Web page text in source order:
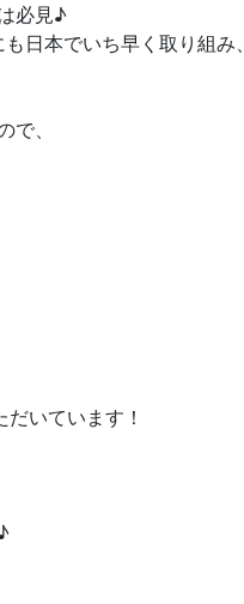
必見♪
日本でいち早く取り組み、
、
いています！